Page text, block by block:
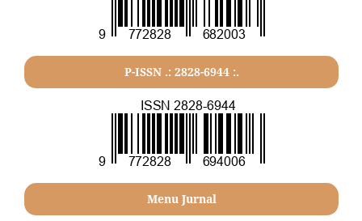
P-ISSN .: 2828-6944 :.
Menu Jurnal